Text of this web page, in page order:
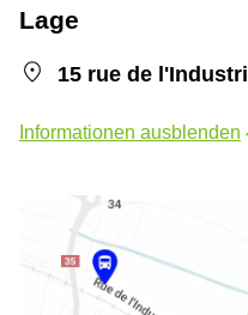
Lage
15 rue de
Informationen ausblenden